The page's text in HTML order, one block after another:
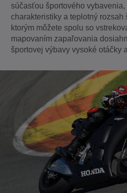
súčasťou športového
charakteristiky a teplotný rozsah
ktorým môžete spolu so
mapovaním zapaľovania
športovej výbavy vysoké otáčky